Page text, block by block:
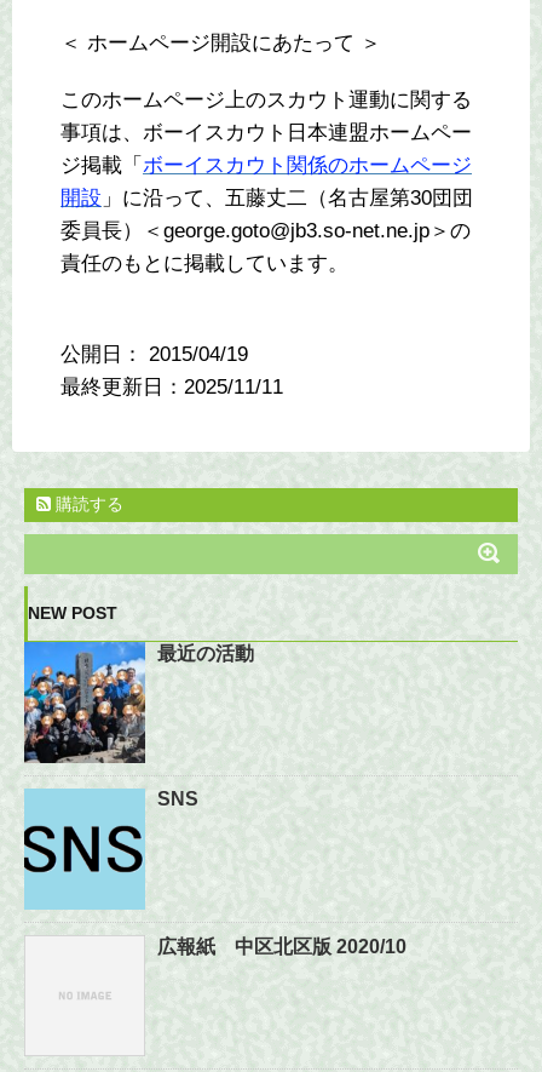
＜ ホームページ開設にあたって ＞
このホームページ上のスカウト運動に関する
事項は、ボーイスカウト日本連盟ホームペー
ジ掲載「 ボーイスカウト関係のホームページ
開設 」に沿って、五藤丈二（名古屋第30団団
委員長）＜george.goto@jb3.so-net.ne.jp＞の
責任のもとに掲載しています。
公開日： 2015/04/19
最終更新日：2025/11/11
購読する
NEW POST
最近の活動
SNS
広報紙 中区北区版 2020/10